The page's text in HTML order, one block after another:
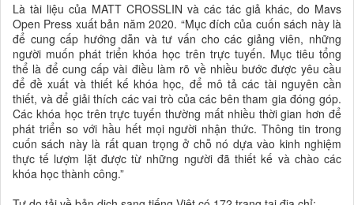
Là tài liệu của MATT CROSSLIN và các tác giả khác, do Mavs
Open Press xuất bản năm 2020. “Mục đích của cuốn sách này là
để cung cấp hướng dẫn và tư vấn cho các giảng viên, những
người muốn phát triển khóa học trên trực tuyến. Mục tiêu tổng
thể là để cungcấp vài điều làm rõ về nhiều bước được yêu cầu
để đề xuất và thiết kế khóa học, để mô tả các tài nguyên cần
thiết, và để giải thích các vai trò của các bên tham gia đóng góp.
Các khóa học trên trực tuyến thường mất nhiều thời gian hơn để
phát triển so với hầu hết mọi người nhận thức.Thông tin trong
cuốn sách này là rất quan trọng ở chỗ nó dựa vào kinh nghiệm
thực tế lượm lặt được từ những người đã thiết kế và chào các
khóa học thành công.”